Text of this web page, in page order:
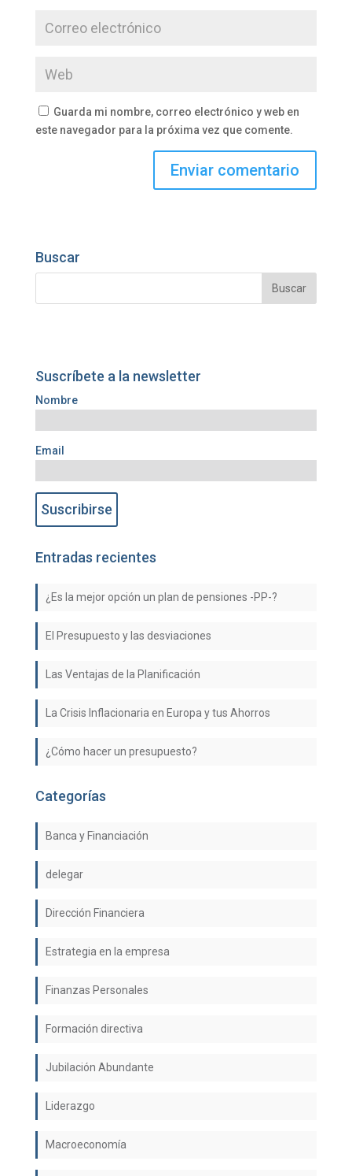
Guarda mi nombre, correo electrónico y web en
este navegador para la próxima vez que comente.
Buscar
Suscríbete a la newsletter
Nombre
Email
Entradas recientes
¿Es la mejor opción un plan de pensiones -PP-?
El Presupuesto y las desviaciones
Las Ventajas de la Planificación
La Crisis Inflacionaria en Europa y tus Ahorros
¿Cómo hacer un presupuesto?
Categorías
Banca y Financiación
delegar
Dirección Financiera
Estrategia en la empresa
Finanzas Personales
Formación directiva
Jubilación Abundante
Liderazgo
Macroeconomía